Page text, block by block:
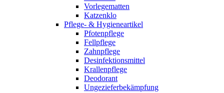
Vorlegematten
Katzenklo
Pflege- & Hygieneartikel
Pfotenpflege
Fellpflege
Zahnpflege
Desinfektionsmittel
Krallenpflege
Deodorant
Ungezieferbekämpfung